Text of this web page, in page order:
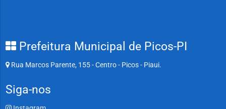
Prefeitura Municipal de Picos-PI
Rua Marcos Parente, 155 - Centro - Picos - Piaui.
Siga-nos